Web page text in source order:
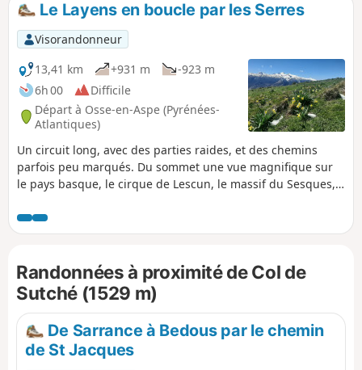
p
Le Layens en boucle par les Serres
Visorandonneur
13,41 km
+931 m
-923 m
6h 00
Difficile
Départ à Osse-en-Aspe (Pyrénées-
Atlantiques)
Un circuit long, avec des parties raides, et des chemins
parfois peu marqués. Du sommet une vue magnifique sur
le pays basque, le cirque de Lescun, le massif du Sesques,
Randonnées à proximité de Col de
Sutché (1529 m)
De Sarrance à Bedous par le chemin
de St Jacques